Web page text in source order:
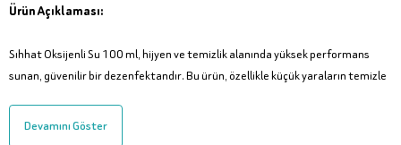
Ürün Açıklaması:
Sıhhat Oksijenli Su 100 ml, hijyen ve temizlik alanında yüksek performans
sunan, güvenilir bir dezenfektandır. Bu ürün, özellikle küçük yaraların temizle
Devamını Göster